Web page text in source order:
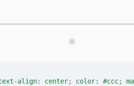
❀
align: center; color: #ccc;